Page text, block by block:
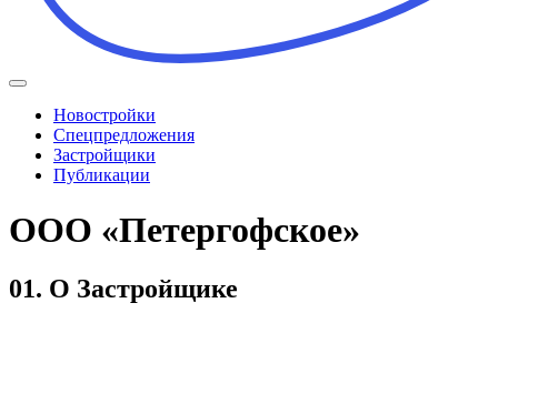
Новостройки
Спецпредложения
Застройщики
Публикации
ООО «Петергофское»
01. О Застройщике